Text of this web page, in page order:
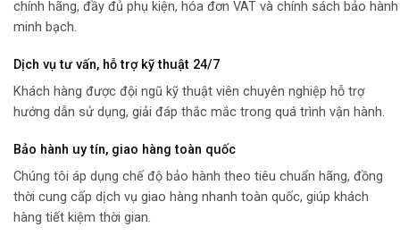
chính hãng, đầy đủ phụ kiện, hóa đơn VAT và chính sách bảo hành
minh bạch.
Dịch vụ tư vấn, hỗ trợ kỹ thuật 24/7
Khách hàng được đội ngũ kỹ thuật viên chuyên nghiệp hỗ trợ
hướng dẫn sử dụng, giải đáp thắc mắc trong quá trình vận hành.
Bảo hành uy tín, giao hàng toàn quốc
Chúng tôi áp dụng chế độ bảo hành theo tiêu chuẩn hãng, đồng
thời cung cấp dịch vụ giao hàng nhanh toàn quốc, giúp khách
hàng tiết kiệm thời gian.